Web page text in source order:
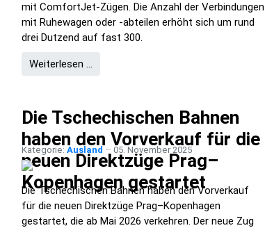
mit ComfortJet-Zügen. Die Anzahl der Verbindungen
mit Ruhewagen oder -abteilen erhöht sich um rund
drei Dutzend auf fast 300.
Weiterlesen …
Die Tschechischen Bahnen
haben den Vorverkauf für die
neuen Direktzüge Prag–
Kopenhagen gestartet
Kategorie: Ausland 05. November 2025
Die Tschechischen Bahnen haben den Vorverkauf
für die neuen Direktzüge Prag–Kopenhagen
gestartet, die ab Mai 2026 verkehren. Der neue Zug